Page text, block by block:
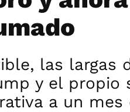
las largas
y el propio
a un